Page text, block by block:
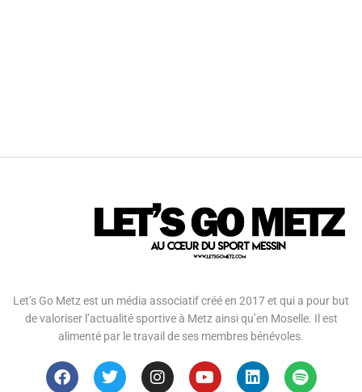
Let’s Go Metz est un média associatif créé en 2017 et qui a pour but
de valoriser l’actualité sportive à Metz ainsi qu’en Moselle. Il est
alimenté par le travail de ses membres bénévoles.